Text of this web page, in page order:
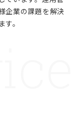
企業の課題を解決
。